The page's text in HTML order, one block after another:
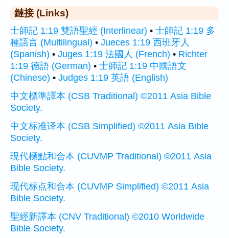
鏈接 (Links)
士師記 1:19 雙語聖經 (Interlinear) • 士師記 1:19 多
種語言 (Multilingual) • Jueces 1:19 西班牙人
(Spanish) • Juges 1:19 法國人 (French) • Richter
1:19 德語 (German) • 士師記 1:19 中國語文
(Chinese) • Judges 1:19 英語 (English)
中文標準譯本 (CSB Traditional) ©2011 Asia Bible
Society.
中文标准译本 (CSB Simplified) ©2011 Asia Bible
Society.
現代標點和合本 (CUVMP Traditional) ©2011 Asia
Bible Society.
现代标点和合本 (CUVMP Simplified) ©2011 Asia
Bible Society.
聖經新譯本 (CNV Traditional) ©2010 Worldwide
Bible Society.